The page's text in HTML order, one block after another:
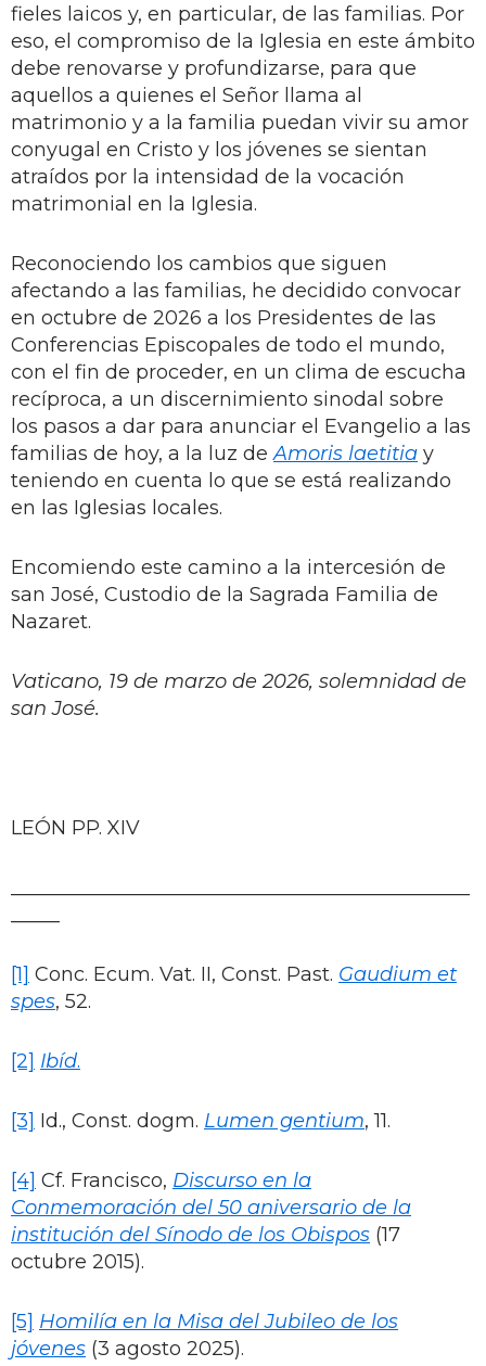
fieles laicos y, en particular, de las familias. Por
eso, el compromiso de la Iglesia en este ámbito
debe renovarse y profundizarse, para que
aquellos a quienes el Señor llama al
matrimonio y a la familia puedan vivir su amor
conyugal en Cristo y los jóvenes se sientan
atraídos por la intensidad de la vocación
matrimonial en la Iglesia.
Reconociendo los cambios que siguen
afectando a las familias, he decidido convocar
en octubre de 2026 a los Presidentes de las
Conferencias Episcopales de todo el mundo,
con el fin de proceder, en un clima de escucha
recíproca, a un discernimiento sinodal sobre
los pasos a dar para anunciar el Evangelio a las
familias de hoy, a la luz deAmoris laetitia y
teniendo en cuenta lo que se está realizando
en las Iglesias locales.
Encomiendo este camino a la intercesión de
san José, Custodio de la Sagrada Familia de
Nazaret.
Vaticano, 19 de marzo de 2026, solemnidad de
san José.
LEÓN PP. XIV
[1] Conc. Ecum. Vat. II, Const. Past. Gaudium et
spes, 52.
[2] Ibíd.
[3] Id., Const. dogm. Lumen gentium, 11.
[4] Cf. Francisco, Discurso en la
Conmemoración del 50 aniversario de la
institución del Sínodo de los Obispos (17
octubre 2015).
[5] Homilía en la Misa del Jubileo de los
jóvenes (3 agosto 2025).